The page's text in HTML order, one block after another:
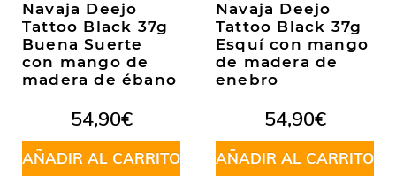
Navaja Deejo
Tattoo Black 37g
Buena Suerte
con mango de
madera de ébano
54,90€
AÑADIR AL CARRITO
Navaja Deejo
Tattoo Black 37g
Esquí con mango
de madera de
enebro
54,90€
AÑADIR AL CARRITO